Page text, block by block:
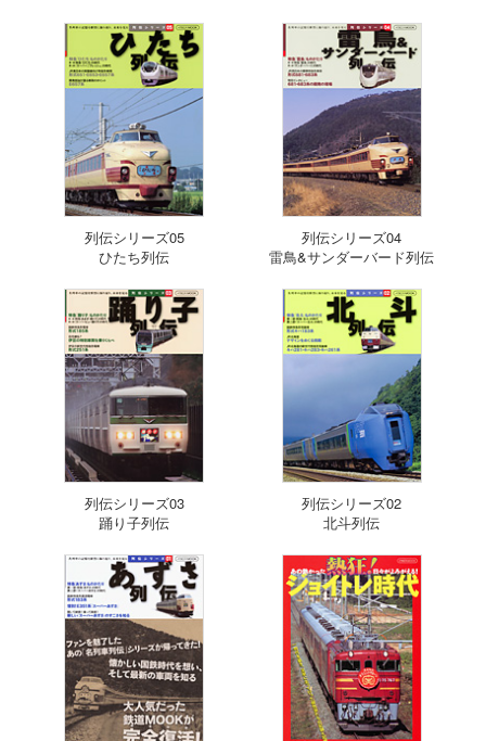
列伝シリーズ05
ひたち列伝
列伝シリーズ04
雷鳥&サンダーバード列伝
列伝シリーズ03
踊り子列伝
列伝シリーズ02
北斗列伝